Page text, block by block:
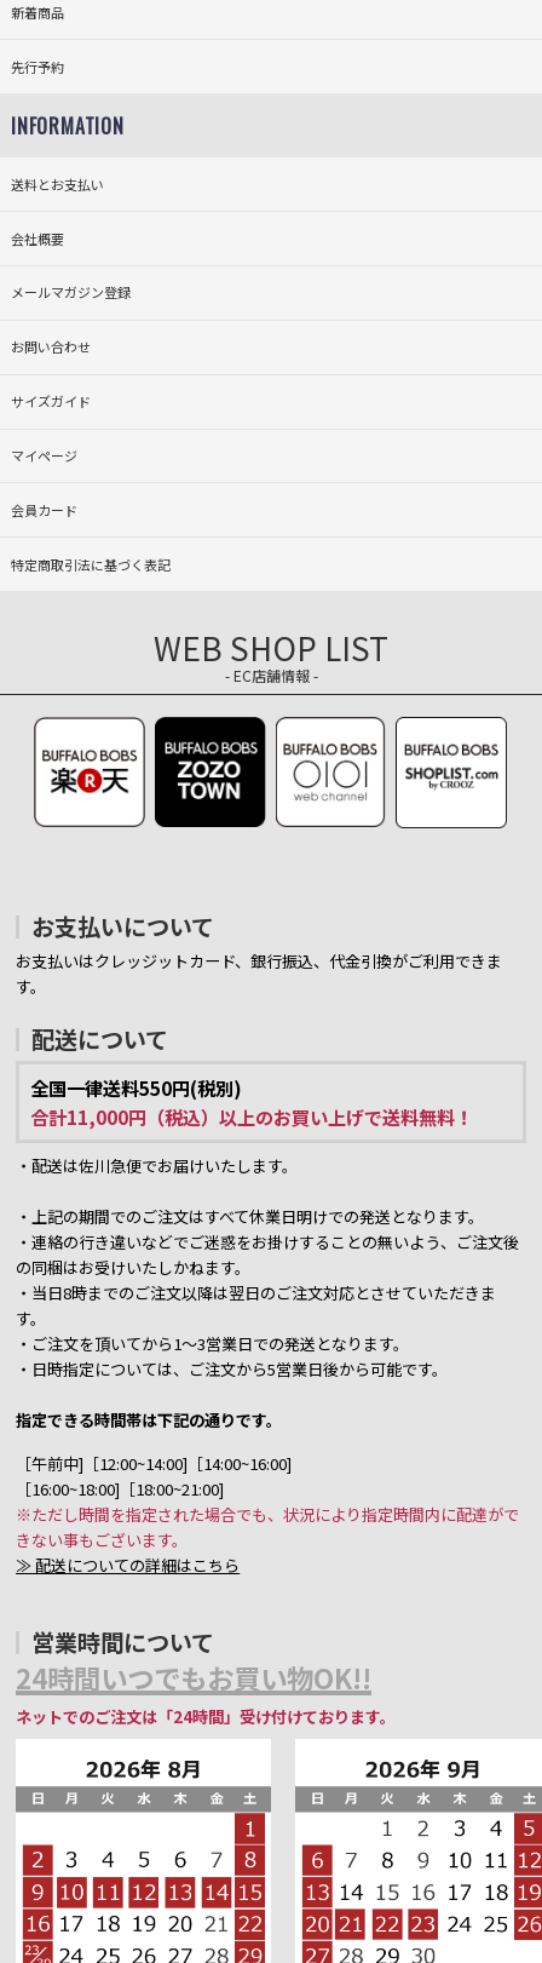
新着商品
先行予約
INFORMATION
送料とお支払い
会社概要
メールマガジン登録
お問い合わせ
サイズガイド
マイページ
会員カード
特定商取引法に基づく表記
WEB SHOP LIST
- EC店舗情報 -
お支払いについて
お支払いはクレッジットカード、銀行振込、代金引換がご利用できま
す。
配送について
全国一律送料550円(税別)
合計11,000円（税込）以上のお買い上げで送料無料！
・配送は佐川急便でお届けいたします。
・上記の期間でのご注文はすべて休業日明けでの発送となります。
・連絡の行き違いなどでご迷惑をお掛けすることの無いよう、ご注文後
の同梱はお受けいたしかねます。
・当日8時までのご注文以降は翌日のご注文対応とさせていただきま
す。
・ご注文を頂いてから1～3営業日での発送となります。
・日時指定については、ご注文から5営業日後から可能です。
指定できる時間帯は下記の通りです。
［午前中]［12:00~14:00]［14:00~16:00]
［16:00~18:00]［18:00~21:00]
※ただし時間を指定された場合でも、状況により指定時間内に配達がで
きない事もございます。
≫ 配送についての詳細はこちら
営業時間について
24時間いつでもお買い物OK!!
ネットでのご注文は「24時間」受け付けております。